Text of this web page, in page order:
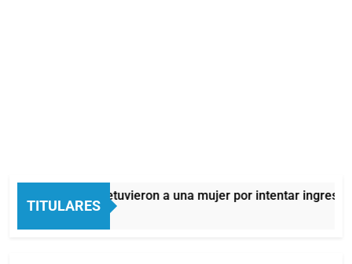
TITULARES
Quilmes: detuvieron a una mujer por intentar
4 Horas Atrás